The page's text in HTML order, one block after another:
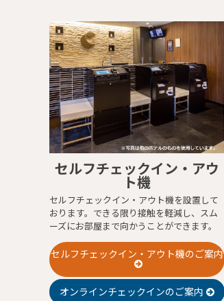
セルフチェックイン・アウ
ト機
セルフチェックイン・アウト機を設置して
おります。できる限り接触を軽減し、スム
ーズにお部屋まで向かうことができます。
セルフチェックイン・アウト機のご案内
オンラインチェックインのご案内